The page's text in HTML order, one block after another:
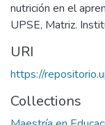
nutrición en el
UPSE, Matriz.
URI
https://
Collections